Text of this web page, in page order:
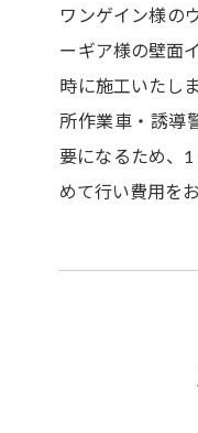
ワンゲイン様の
ーギア様の壁面
時に施工いたし
所作業車・誘導
要になるため、
めて行い費用を